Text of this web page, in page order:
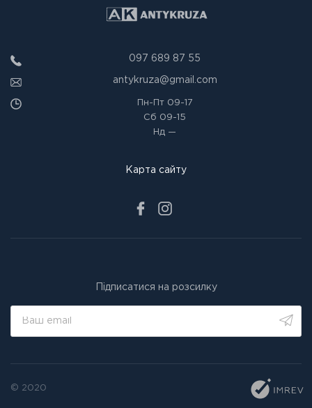
097 689 87 55
antykruza@gmail.com
Пн-Пт09-17
Сб 09-15
Нд —
Карта сайту
Підписатися на розсилку
© 2020